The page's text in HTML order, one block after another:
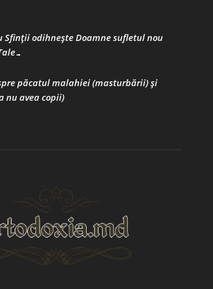
Sfinții odihnește Doamne sufletul nou
păcatul malahiei (masturbării) şi
nu avea copii)